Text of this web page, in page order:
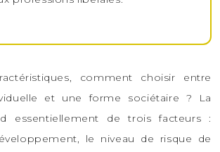
comment choisir entre
et une forme sociétaire ? La
essentiellement de trois facteurs :
le niveau de risque de